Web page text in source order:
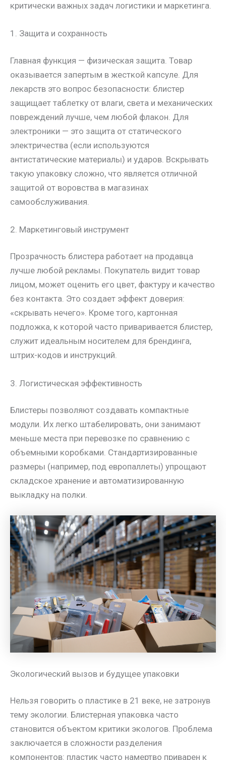
критически важных задач логистики и маркетинга.
1. Защита и сохранность
Главная функция — физическая защита. Товар
оказывается запертым в жесткой капсуле. Для
лекарств это вопрос безопасности: блистер
защищает таблетку от влаги, света и механических
повреждений лучше, чем любой флакон. Для
электроники — это защита от статического
электричества (если используются
антистатические материалы) и ударов. Вскрывать
такую упаковку сложно, что является отличной
защитой от воровства в магазинах
самообслуживания.
2. Маркетинговый инструмент
Прозрачность блистера работает на продавца
лучше любой рекламы. Покупатель видит товар
лицом, может оценить его цвет, фактуру и качество
без контакта. Это создает эффект доверия:
«скрывать нечего». Кроме того, картонная
подложка, к которой часто приваривается блистер,
служит идеальным носителем для брендинга,
штрих-кодов и инструкций.
3. Логистическая эффективность
Блистеры позволяют создавать компактные
модули. Их легко штабелировать, они занимают
меньше места при перевозке по сравнению с
объемными коробками. Стандартизированные
размеры (например, под европаллеты) упрощают
складское хранение и автоматизированную
выкладку на полки.
Экологический вызов и будущее упаковки
Нельзя говорить о пластике в 21 веке, не затронув
тему экологии. Блистерная упаковка часто
становится объектом критики экологов. Проблема
заключается в сложности разделения
компонентов: пластик часто намертво приварен к